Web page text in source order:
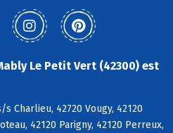
Le Petit Vert (42300) est
Charlieu, 42720 Vougy, 42120
42120 Parigny, 42120 Perreux,